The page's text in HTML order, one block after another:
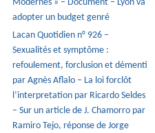
Modernes » – Document – Lyon va
adopter un budget genré
Lacan Quotidien n° 926 –
Sexualités et symptôme :
refoulement, forclusion et démenti
par Agnès Aflalo – La loi forclôt
l’interpretation par Ricardo Seldes
– Sur un article de J. Chamorro par
Ramiro Tejo, réponse de Jorge